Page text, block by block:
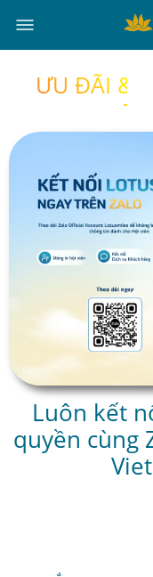
ƯU ĐÃI &
Luôn kết
quyền cùng